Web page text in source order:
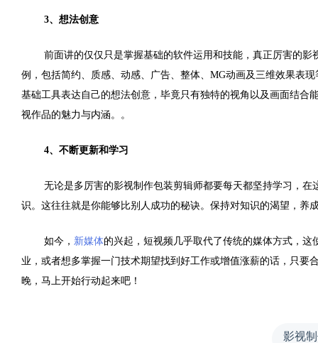
3、想法创意
前面讲的仅仅只是掌握基础的软件运用和技能，真正厉害的
例，包括简约、质感、动感、广告、整体、MG动画及三维效果表
基础工具表达自己的想法创意，毕竟只有独特的视角以及画面结
视作品的魅力与内涵。。
4、不断更新和学习
无论是多厉害的影视制作包装剪辑师都要每天都坚持学习，
识。这往往就是你能够比别人成功的秘诀。保持对知识的渴望，养
如今， 新媒体的兴起，短视频几乎取代了传统的媒体方式，
业，或者想多掌握一门技术期望找到好工作或增值涨薪的话，只
晚，马上开始行动起来吧！
影视